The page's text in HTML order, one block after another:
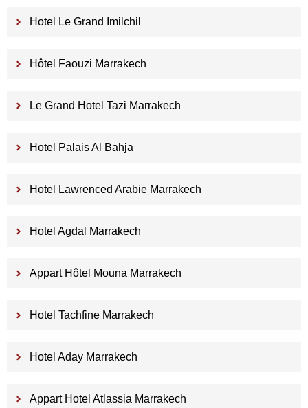
Hotel Le Grand Imilchil
Hôtel Faouzi Marrakech
Le Grand Hotel Tazi Marrakech
Hotel Palais Al Bahja
Hotel Lawrenced Arabie Marrakech
Hotel Agdal Marrakech
Appart Hôtel Mouna Marrakech
Hotel Tachfine Marrakech
Hotel Aday Marrakech
Appart Hotel Atlassia Marrakech